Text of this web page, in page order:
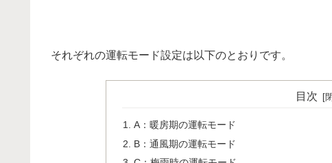
それぞれの運転モード設定は以下のとおりです。
目次
A：暖房期の運転モード
B：通風期の運転モード